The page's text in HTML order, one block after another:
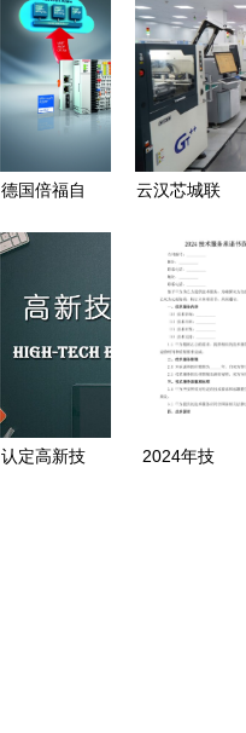
德国倍福自
Azure 认
云汉芯城联
等十家企业
获评上海
市“工赋链
主”企业 技
术服务的示
范与启示
认定高新技
2024年技